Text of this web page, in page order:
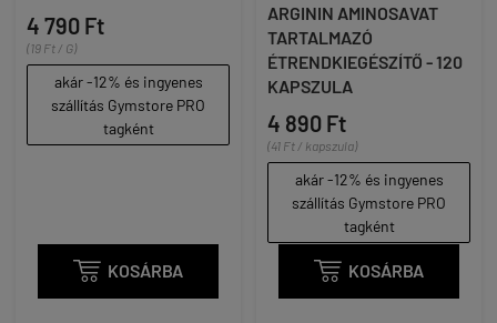
4 790 Ft
(19 Ft / G)
akár -12% és ingyenes
szállítás Gymstore PRO
tagként
 KOSÁRBA
ARGININ AMINOSAVAT
TARTALMAZÓ
ÉTRENDKIEGÉSZÍTŐ - 120
KAPSZULA
4 890 Ft
(41 Ft / kapszula)
akár -12% és ingyenes
szállítás Gymstore PRO
tagként
 KOSÁRBA